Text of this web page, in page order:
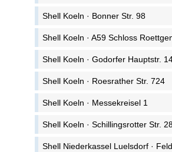
Shell Koeln · Bonner Str. 98
Shell Koeln · A59 Schloss
Shell Koeln · Godorfer Hauptstr.
Shell Koeln · Roesrather Str. 724
Shell Koeln · Messekreisel 1
Shell Koeln · Schillingsrotter Str.
Shell Niederkassel Luelsdorf ·